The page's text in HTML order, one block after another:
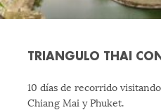
TRIANGULO THAI
10 días de recorrido
Chiang Mai y Phuket.